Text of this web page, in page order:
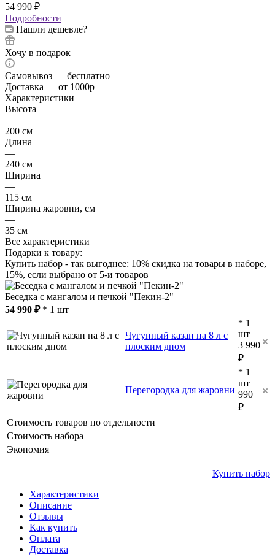
54 990 ₽
Подробности
Нашли дешевле?
Хочу в подарок
Самовывоз — бесплатно
Доставка — от 1000р
Характеристики
Высота
—
200 см
Длина
—
240 см
Ширина
—
115 см
Ширина жаровни, см
—
35 см
Все характеристики
Подарки к товару:
Купить набор - так выгоднее: 10% скидка на товары в наборе,
15%, если выбрано от 5-и товаров
Беседка с мангалом и печкой "Пекин-2"
54 990 ₽* 1 шт
Чугунный казан на 8 л с
плоским дном
* 1
шт
3 990
₽
Перегородка для жаровни
* 1
шт
990
₽
Стоимость товаров по отдельности
Стоимость набора
Экономия
Купить набор
Характеристики
Описание
Отзывы
Как купить
Оплата
Доставка